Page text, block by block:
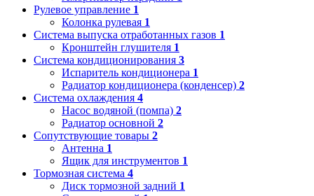
Рулевое управление 1
Колонка рулевая 1
Система выпуска отработанных газов 1
Кронштейн глушителя 1
Система кондиционирования 3
Испаритель кондиционера 1
Радиатор кондиционера (конденсер) 2
Система охлаждения 4
Насос водяной (помпа) 2
Радиатор основной 2
Сопутствующие товары 2
Антенна 1
Ящик для инструментов 1
Тормозная система 4
Диск тормозной задний 1